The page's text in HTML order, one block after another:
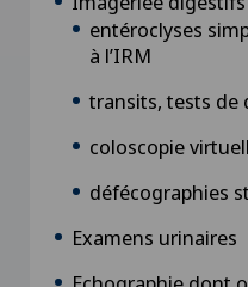
entéroclyses
à l’IRM
transits, tests de
coloscopie
défécographies
Examens urinaires